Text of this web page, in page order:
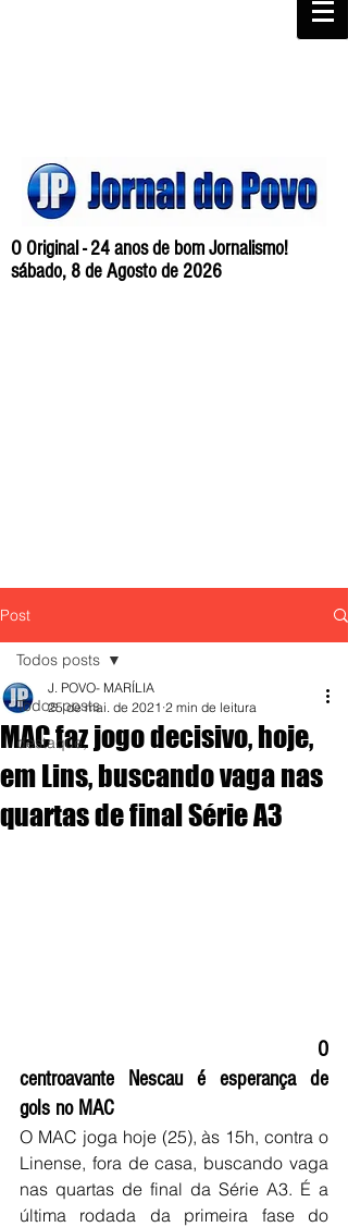
O Original - 24 anos de bom Jornalismo!
sábado, 8 de Agosto de 2026
Post
Todos posts
destaque,
Todos posts
MAC faz jogo decisivo, hoje,
em Lins, buscando vaga nas
quartas de final Série A3
J. POVO- MARÍLIA
25 de mai. de 2021 2 min de leitura
centroavante Nescau é esperança de
gols no MAC
O MAC joga hoje (25), às 15h, contra o
Linense, fora de casa, buscando vaga
nas quartas de final da Série A3. É a
última rodada da primeira fase do